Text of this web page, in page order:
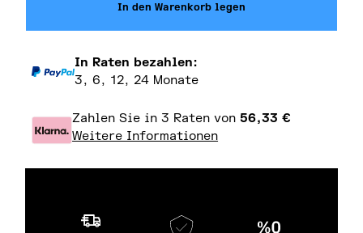
In den Warenkorb legen
In Raten bezahlen:
3, 6, 12, 24 Monate
Zahlen Sie in 3 Raten von56,33 €
Weitere Informationen